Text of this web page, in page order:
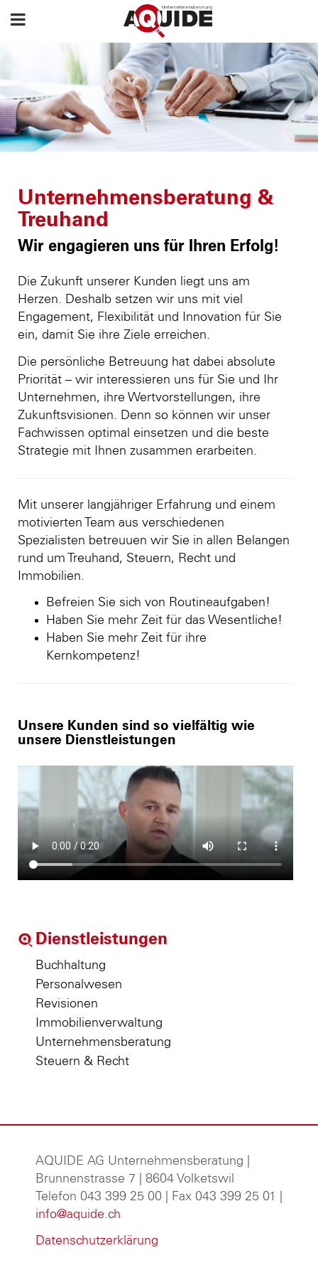
Unternehmensberatung &
Treuhand
Wir engagieren uns für Ihren Erfolg!
Die Zukunft unserer Kunden liegt uns am
Herzen. Deshalb setzen wir uns mit viel
Engagement, Flexibilität und Innovation für Sie
ein, damit Sie ihre Ziele erreichen.
Die persönliche Betreuung hat dabei absolute
Priorität – wir interessieren uns für Sie und Ihr
Unternehmen, ihre Wertvorstellungen, ihre
Zukunftsvisionen. Denn so können wir unser
Fachwissen optimal einsetzen und die beste
Strategie mit Ihnen zusammen erarbeiten.
Mit unserer langjähriger Erfahrung und einem
motivierten Team aus verschiedenen
Spezialisten betreuuen wir Sie in allen Belangen
rund um Treuhand, Steuern, Recht und
Immobilien.
Befreien Sie sich von Routineaufgaben!
Haben Sie mehr Zeit für das Wesentliche!
Haben Sie mehr Zeit für ihre
Kernkompetenz!
Unsere Kunden sind so vielfältig wie
unsere Dienstleistungen
Dienstleistungen
Buchhaltung
Personalwesen
Revisionen
Immobilienverwaltung
Unternehmensberatung
Steuern & Recht
AQUIDE AG Unternehmensberatung
Brunnenstrasse 7 | 8604 Volketswil
Telefon 043 399 25 00 | Fax 043 399 25 01 |
info@aquide.ch
Datenschutzerklärung